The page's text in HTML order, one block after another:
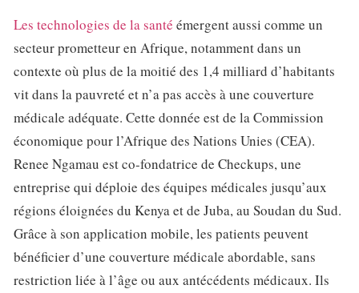
Les technologies de la santé émergent aussi comme un
secteur prometteur en Afrique, notamment dans un
contexte où plus de la moitié des 1,4 milliard d’habitants
vit dans la pauvreté et n’a pas accès à une couverture
médicale adéquate. Cette donnée est de la Commission
économique pour l’Afrique des Nations Unies (CEA).
Renee Ngamau est co-fondatrice de Checkups, une
entreprise qui déploie des équipes médicales jusqu’aux
régions éloignées du Kenya et de Juba, au Soudan du Sud.
Grâce à son application mobile, les patients peuvent
bénéficier d’une couverture médicale abordable, sans
restriction liée à l’âge ou aux antécédents médicaux. Ils